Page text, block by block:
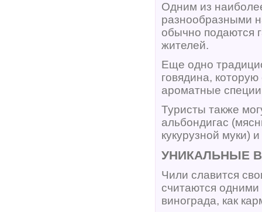
Одним из
разнообразными
обычно подаются
жителей.
Еще одно
говядина,
ароматные
Туристы также
альбондигас
кукурузной муки)
УНИКАЛЬНЫЕ
Чили славится
считаются
винограда, как